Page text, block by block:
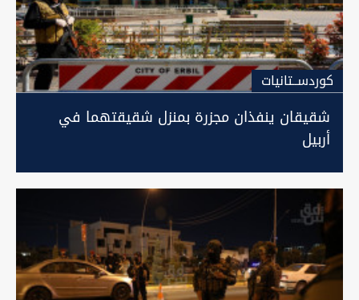
كوردســتانيات
شقيقان ينفذان مجزرة بمنزل شقيقتهما في
أربيل